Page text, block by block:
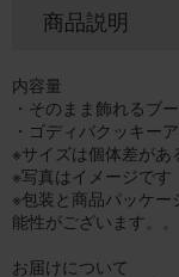
商品説明
内容量
・そのまま飾れるブ
・ゴディバクッキー
※サイズは個体差があ
※写真はイメージです
※包装と商品パッケ
能性がございます。。
お届けについて